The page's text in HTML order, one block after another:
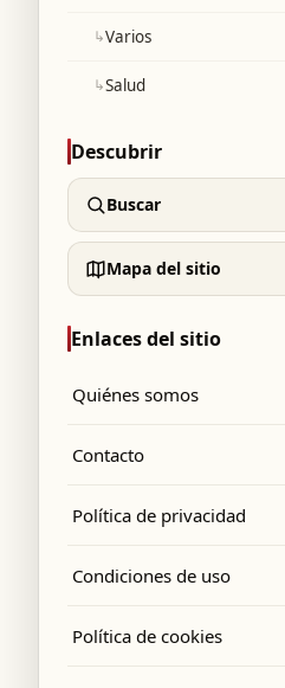
↳Varios
↳Salud
Descubrir
Buscar
Mapa del sitio
Enlaces del sitio
Quiénes somos
Contacto
Política de privacidad
Condiciones de uso
Política de cookies